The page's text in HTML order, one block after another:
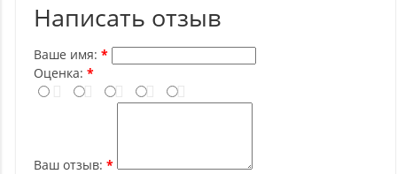
Написать отзыв
Ваше имя:
Оценка:
Ваш отзыв: